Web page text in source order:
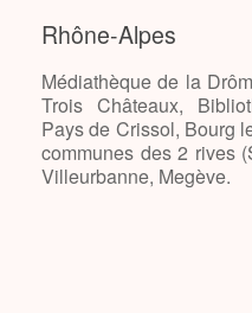
Rhône-Alpes
Médiathèque de la
Trois Châteaux,
Pays de Crissol, Bourg
communes des 2 rives
Villeurbanne, Megève.